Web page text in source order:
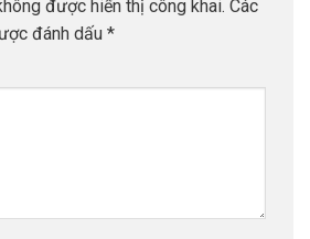
được hiển thị công khai. Các
đánh dấu *